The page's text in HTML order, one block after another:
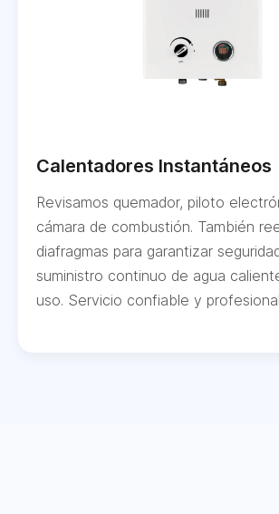
Calentadores Instantáneos
Revisamos quemador, piloto
cámara de combustión. También
diafragmas para garantizar
suministro continuo de agua
uso. Servicio confiable y